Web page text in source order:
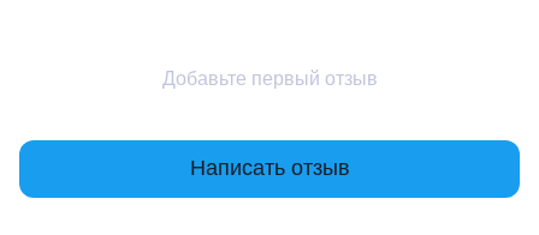
Добавьте первый отзыв
Написать отзыв